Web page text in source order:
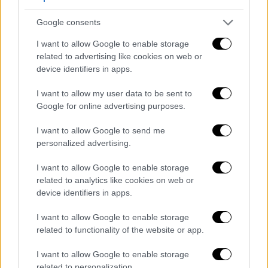
Google consents
I want to allow Google to enable storage
related to advertising like cookies on web or
device identifiers in apps.
I want to allow my user data to be sent to
Google for online advertising purposes.
I want to allow Google to send me
personalized advertising.
I want to allow Google to enable storage
related to analytics like cookies on web or
device identifiers in apps.
I want to allow Google to enable storage
related to functionality of the website or app.
I want to allow Google to enable storage
τόσο δύσκολο να αποχαιρετήσεις το χθες)
Boyz II Men, γράφοντας απλώς «5». Ο εν
ψευδώνυμου Power, μια ευθεία αναφορά στο
θρησκευτικό και πολιτικό κίνημα του
Μαθηματικάπου διδάσκει.
Δείτε αυτή τη δημοσίευση στο Instagram.
Η δημοσίευση κοινοποιήθηκε από το χρήστη
RZA (@rza)
Τα μέλη του συγκροτήματος, όπως και
δεν ανέφεραν τηναιτία θανάτου.
Η καταλυτική σημασία του να είσαι
το «πορτοφόλι» για τις «φωνές»